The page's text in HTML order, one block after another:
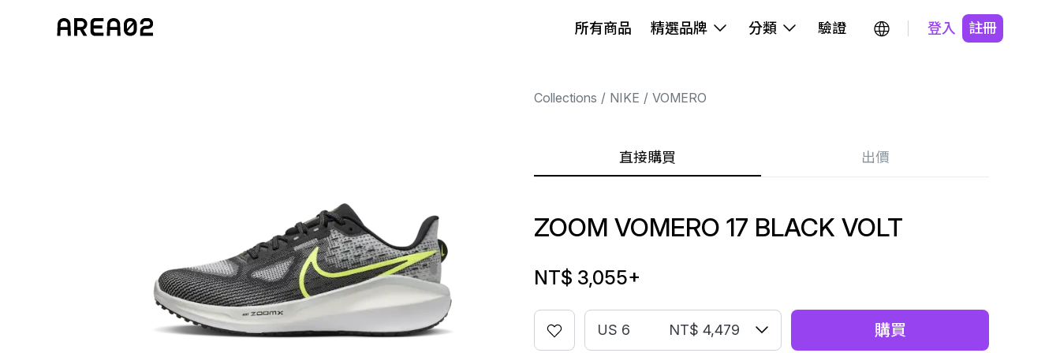
所有商品 精選品牌 分類 驗證 登入 註冊
Collections NIKE VOMERO
直接購買 出價
ZOOM VOMERO 17 BLACK VOLT
NT$ 3,055+
US 6 NT$ 4,479 購買